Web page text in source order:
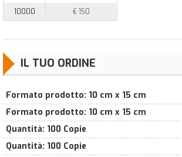
10000
€ 150
IL TUO ORDINE
Formato prodotto: 10 cm x 15 cm
Formato prodotto: 10 cm x 15 cm
Quantità: 100 Copie
Quantità: 100 Copie